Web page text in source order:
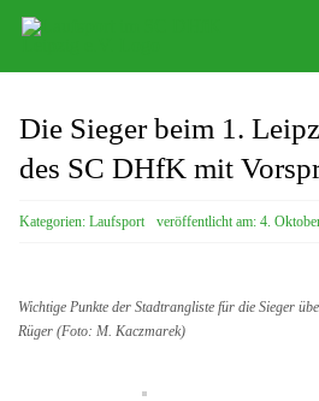
Zum
Die Sieger beim 1.
des SC DHfK mit
Kategorien: Laufsport veröffentlicht am: 4.
Wichtige Punkte der Stadtrangliste für die Sieger
Rüger (Foto: M. Kaczmarek)